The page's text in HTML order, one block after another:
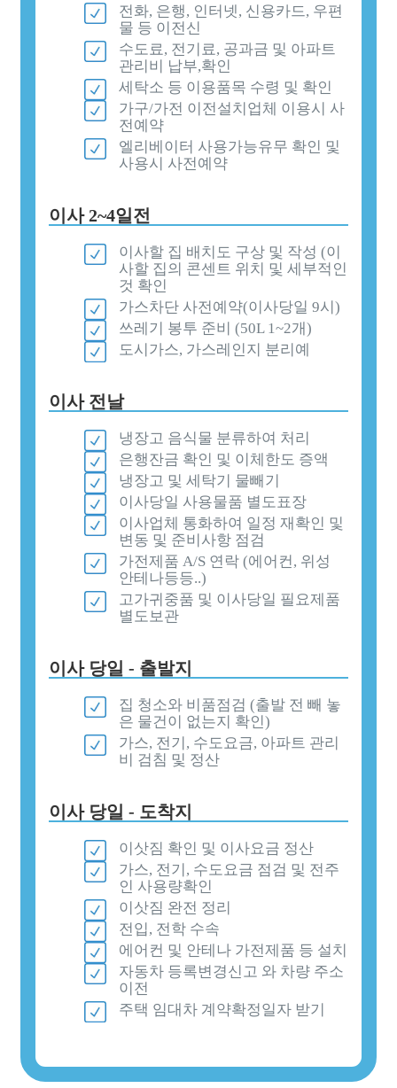
전화, 은행, 인터넷, 신용카드, 우편
물 등 이전신
수도료, 전기료, 공과금 및 아파트
관리비 납부,확인
세탁소 등 이용품목 수령 및 확인
가구/가전 이전설치업체 이용시 사
전예약
엘리베이터 사용가능유무 확인 및
사용시 사전예약
이사 2~4일전
이사할 집 배치도 구상 및 작성 (이
사할 집의 콘센트 위치 및 세부적인
것 확인
가스차단 사전예약(이사당일 9시)
쓰레기 봉투 준비 (50L 1~2개)
도시가스, 가스레인지 분리예
이사 전날
냉장고 음식물 분류하여 처리
은행잔금 확인 및 이체한도 증액
냉장고 및 세탁기 물빼기
이사당일 사용물품 별도표장
이사업체 통화하여 일정 재확인 및
변동 및 준비사항 점검
가전제품 A/S 연락 (에어컨, 위성
안테나등등..)
고가귀중품 및 이사당일 필요제품
별도보관
이사 당일 - 출발지
집 청소와 비품점검 (출발 전 빼 놓
은 물건이 없는지 확인)
가스, 전기, 수도요금, 아파트 관리
비 검침 및 정산
이사 당일 - 도착지
이삿짐 확인 및 이사요금 정산
가스, 전기, 수도요금 점검 및 전주
인 사용량확인
이삿짐 완전 정리
전입, 전학 수속
에어컨 및 안테나 가전제품 등 설치
자동차 등록변경신고 와 차량 주소
이전
주택 임대차 계약확정일자 받기